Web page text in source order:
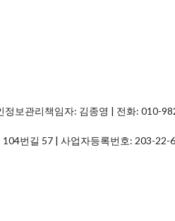
보관리책임자: 김종영 | 전화: 010-
번길 57 | 사업자등록번호: 203-22-